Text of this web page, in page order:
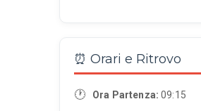
⏰ Orari e Ritrovo
🕐 Ora Partenza: 09:15